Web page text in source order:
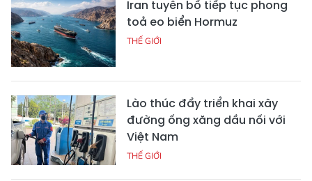
Iran tuyên bố tiếp tục phong
toả eo biển Hormuz
THẾ GIỚI
Lào thúc đẩy triển khai xây
đường ống xăng dầu nối với
Việt Nam
THẾ GIỚI